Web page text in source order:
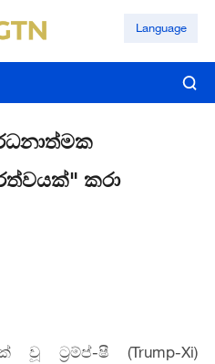
Language
කරා
ට්‍රම්ප්-ෂී (Trump-Xi)